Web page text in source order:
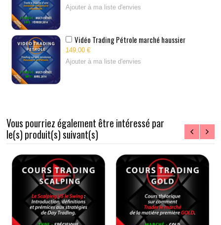
Ajouter à ma liste d'envies
Vidéo Trading Pétrole marché haussier
149,00 €
Ajouter à ma liste d'envies
Vous pourriez également être intéressé par
le(s) produit(s) suivant(s)